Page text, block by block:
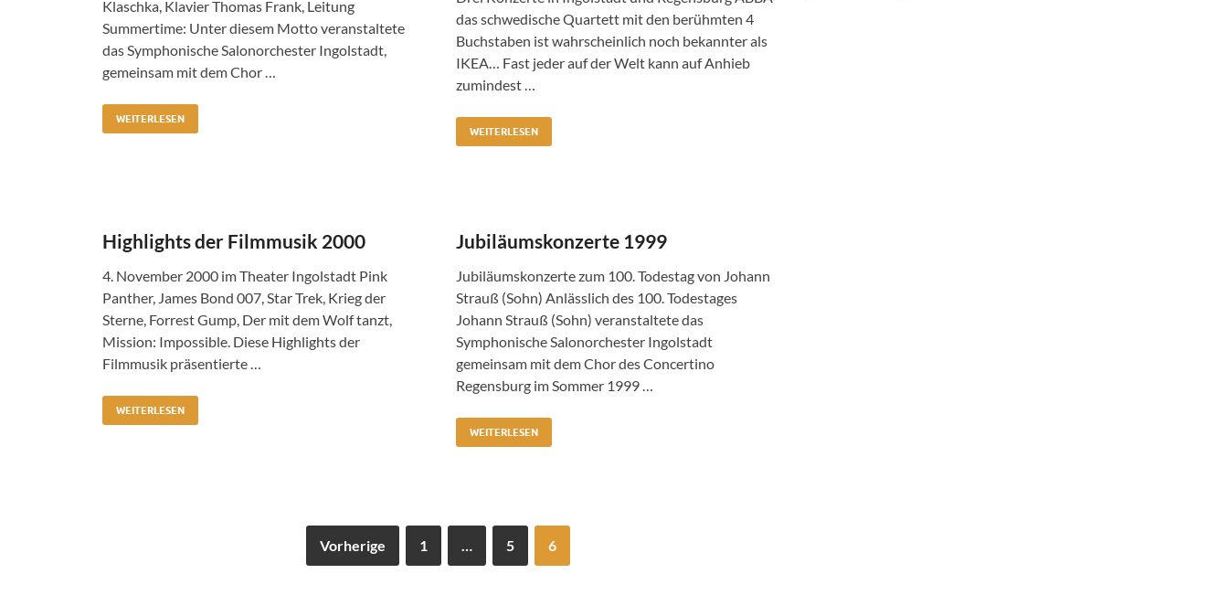
Klaschka, Klavier Thomas Frank, Leitung
Summertime: Unter diesem Motto veranstaltete
das Symphonische Salonorchester Ingolstadt,
gemeinsam mit dem Chor …
WEITERLESEN
das schwedische Quartett mit den berühmten 4
Buchstaben ist wahrscheinlich noch bekannter als
IKEA… Fast jeder auf der Welt kann auf Anhieb
zumindest …
WEITERLESEN
Highlights der Filmmusik 2000
4. November 2000 im Theater Ingolstadt Pink
Panther, James Bond 007, Star Trek, Krieg der
Sterne, Forrest Gump, Der mit dem Wolf tanzt,
Mission: Impossible. Diese Highlights der
Filmmusik präsentierte …
WEITERLESEN
Jubiläumskonzerte 1999
Jubiläumskonzerte zum 100. Todestag von Johann
Strauß (Sohn) Anlässlich des 100. Todestages
Johann Strauß (Sohn) veranstaltete das
Symphonische Salonorchester Ingolstadt
gemeinsam mit dem Chor des Concertino
Regensburg im Sommer 1999 …
WEITERLESEN
Vorherige 1 … 5 6